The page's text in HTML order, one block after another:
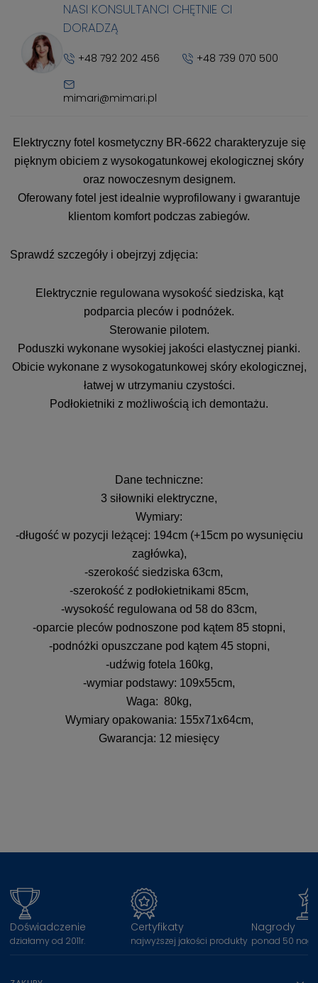
NASI KONSULTANCI CHĘTNIE CI
DORADZĄ
+48 792 202 456 +48 739 070 500
mimari@mimari.pl
Elektryczny fotel kosmetyczny BR-6622 charakteryzuje się
pięknym obiciem z wysokogatunkowej ekologicznej skóry
oraz nowoczesnym designem.
Oferowany fotel jest idealnie wyprofilowany i gwarantuje
klientom komfort podczas zabiegów.
Sprawdź szczegóły i obejrzyj zdjęcia:
Elektrycznie regulowana wysokość siedziska, kąt
podparcia pleców i podnóżek.
Sterowanie pilotem.
Poduszki wykonane wysokiej jakości elastycznej pianki.
Obicie wykonane z wysokogatunkowej skóry ekologicznej,
łatwej w utrzymaniu czystości.
Podłokietniki z możliwością ich demontażu.
Dane techniczne:
3 siłowniki elektryczne,
Wymiary:
-długość w pozycji leżącej: 194cm (+15cm po wysunięciu
zagłówka),
-szerokość siedziska 63cm,
-szerokość z podłokietnikami 85cm,
-wysokość regulowana od 58 do 83cm,
-oparcie pleców podnoszone pod kątem 85 stopni,
-podnóżki opuszczane pod kątem 45 stopni,
-udźwig fotela 160kg,
-wymiar podstawy: 109x55cm,
Waga: 80kg,
Wymiary opakowania: 155x71x64cm,
Gwarancja: 12 miesięcy
Doświadczenie
działamy od 2011r.
Certyfikaty
najwyższej jakości produkty
Nagrody
ponad 50